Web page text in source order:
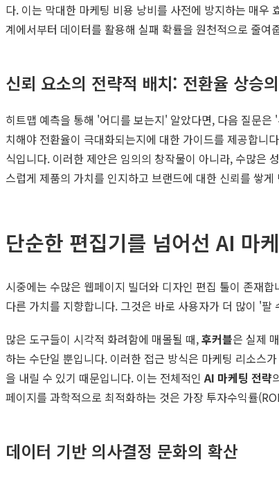
다. 이는 막대한 마케팅 비용 낭비를 사전에 방지하는 매
계에서부터 데이터를 활용해 실패 확률을 원천적으로 줄여
신뢰 요소의 전략적 배치: 전환율 상승
히트맵 예측을 통해 '어디를 보는지' 알았다면, 다음 질문은
치해야 전환율이 극대화되는지에 대한 가이드를 제공합니
식입니다. 이러한 제안은 임의의 창작물이 아니라, 수많은
스럽게 제품의 가치를 인지하고 브랜드에 대한 신뢰를 쌓
단순한 편집기를 넘어선 AI 마
시중에는 수많은 웹페이지 빌더와 디자인 편집 툴이 존재
다른 가치를 지향합니다. 그것은 바로 사용자가 더 많이 '
많은 도구들이 시각적 화려함에 매몰될 때,후커블은 실제
하는 수단일 뿐입니다. 이러한 접근 방식은 마케팅 리소스
을 내릴 수 있기 때문입니다. 이는 전체적인AI 마케팅 전략
페이지를 과학적으로 최적화하는 것은 가장 투자수익률
데이터 기반 의사결정 문화의 확산